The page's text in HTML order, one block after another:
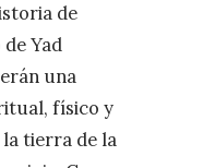
de
Yad
una
físico y
tierra de la